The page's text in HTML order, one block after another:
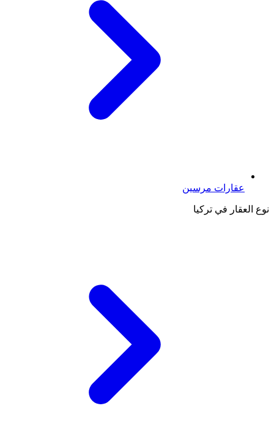
عقارات مرسين
نوع العقار في تركيا